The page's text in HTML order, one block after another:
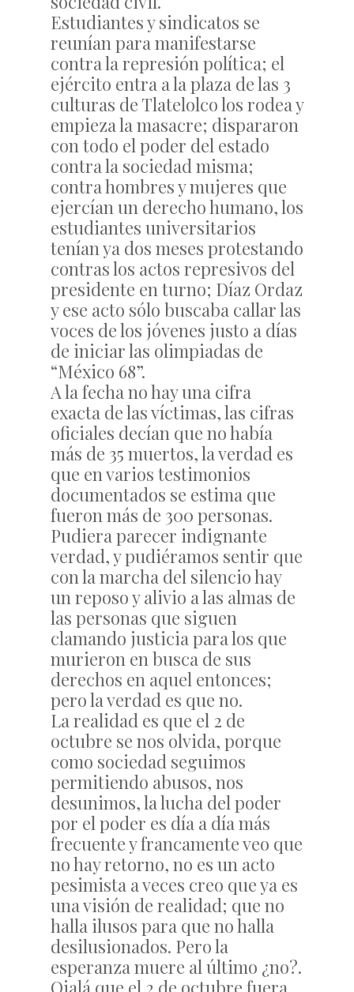
Estudiantes y sindicatos se
reunían para manifestarse
contra la represión política; el
ejército entra a la plaza de las 3
culturas de Tlatelolco los rodea y
empieza la masacre; dispararon
con todo el poder del estado
contra la sociedad misma;
contra hombres y mujeres que
ejercían un derecho humano, los
estudiantes universitarios
tenían ya dos meses protestando
contras los actos represivos del
presidente en turno; Díaz Ordaz
y ese acto sólo buscaba callar las
voces de los jóvenes justo a días
de iniciar las olimpiadas de
“México 68”.
A la fecha no hay una cifra
exacta de las víctimas, las cifras
oficiales decían que no había
más de 35 muertos, la verdad es
que en varios testimonios
documentados se estima que
fueron más de 300 personas.
Pudiera parecer indignante
verdad, y pudiéramos sentir que
con la marcha del silencio hay
un reposo y alivio a las almas de
las personas que siguen
clamando justicia para los que
murieron en busca de sus
derechos en aquel entonces;
pero la verdad es que no.
La realidad es que el 2 de
octubre se nos olvida, porque
como sociedad seguimos
permitiendo abusos, nos
desunimos, la lucha del poder
por el poder es día a día más
frecuente y francamente veo que
no hay retorno, no es un acto
pesimista a veces creo que ya es
una visión de realidad; que no
halla ilusos para que no halla
desilusionados. Pero la
esperanza muere al último ¿no?.
Ojalá que el 2 de octubre fuera